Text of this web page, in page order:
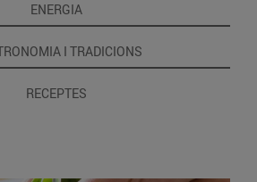
ENERGIA
I TRADICIONS
RECEPTES